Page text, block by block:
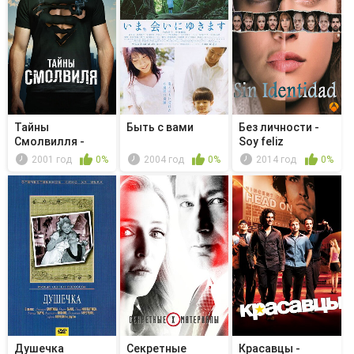
Тайны
Смолвилля -
Стрела2001 год 0%
Быть с вами
2004 год 0%
Без личности -
Soy feliz
2014 год 0%
Душечка Секретные Красавцы -